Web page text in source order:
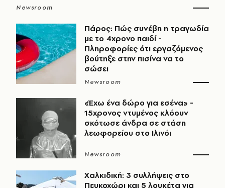
Newsroom
Πάρος: Πώς συνέβη η τραγωδία
με το 4χρονο παιδί -
Πληροφορίες ότι εργαζόμενος
βούτηξε στην πισίνα να το
σώσει
Newsroom
«Έχω ένα δώρο για εσένα» -
15χρονος ντυμένος κλόουν
σκότωσε άνδρα σε στάση
λεωφορείου στο Ιλινόι
Newsroom
Χαλκιδική: 3 συλλήψεις στο
Πευκοχώρι και 5 λουκέτα για